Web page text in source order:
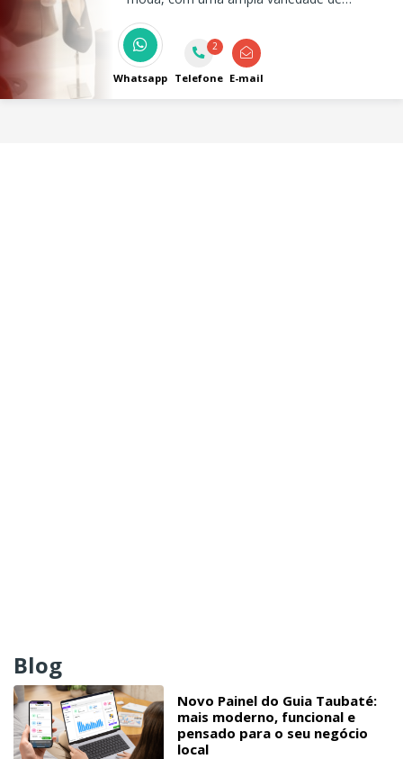
todos os estilos e ocasiões.
Whatsapp
2
Telefone E-mail
Blog
Novo Painel do Guia Taubaté:
mais moderno, funcional e
pensado para o seu negócio
local